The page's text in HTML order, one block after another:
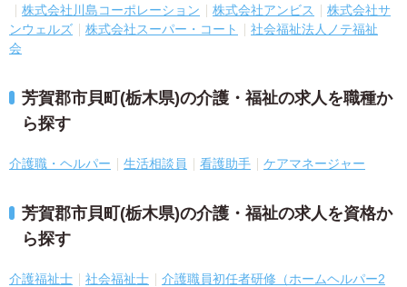
株式会社川島コーポレーション
株式会社アンビス
株式会社サ
ンウェルズ
株式会社スーパー・コート
社会福祉法人ノテ福祉
会
芳賀郡市貝町(栃木県)の介護・福祉の求人を職種か
ら探す
介護職・ヘルパー 生活相談員 看護助手 ケアマネージャー
芳賀郡市貝町(栃木県)の介護・福祉の求人を資格か
ら探す
介護福祉士 社会福祉士
介護職員初任者研修（ホームヘルパー2